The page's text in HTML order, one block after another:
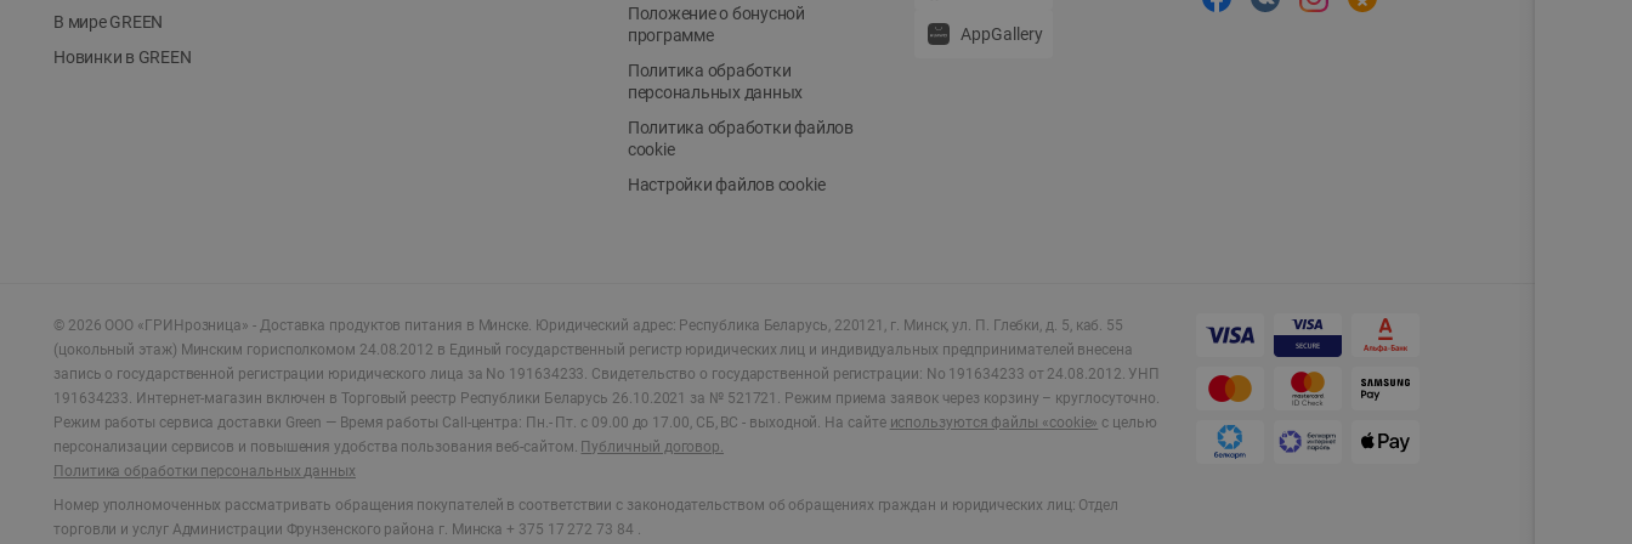
В мире GREEN
Новинки в GREEN
Положение о бонусной
программе
Политика обработки
персональных данных
Политика обработки файлов
cookie
Настройки файлов cookie
AppGallery
© 2026 ООО «ГРИНрозница» - Доставка продуктов питания в Минске. Юридический адрес: Республика Беларусь, 220121, г. Минск, ул. П. Глебки, д. 5, каб. 55
(цокольный этаж) Минским горисполкомом 24.08.2012 в Единый государственный регистр юридических лиц и индивидуальных предпринимателей внесена
запись о государственной регистрации юридического лица за No 191634233. Свидетельство о государственной регистрации: No 191634233 от 24.08.2012. УНП
191634233. Интернет-магазин включен в Торговый реестр Республики Беларусь 26.10.2021 за № 521721. Режим приема заявок через корзину – круглосуточно.
Режим работы сервиса доставки Green — Время работы Call-центра: Пн.- Пт. с 09.00 до 17.00, СБ, ВС - выходной. На сайте используются файлы «cookie» с целью
персонализации сервисов и повышения удобства пользования веб-сайтом. Публичный договор.
Политика обработки персональных данных
Номер уполномоченных рассматривать обращения покупателей в соответствии с законодательством об обращениях граждан и юридических лиц: Отдел
торговли и услуг Администрации Фрунзенского района г. Минска + 375 17 272 73 84 .